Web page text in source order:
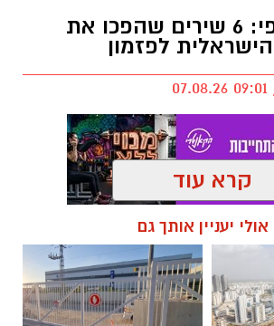
לא רק בקלפי: 6 שירים שהפכו את
לפזמון
, שירים פוליטיים
קרא עוד
אולי יעניין אותך גם